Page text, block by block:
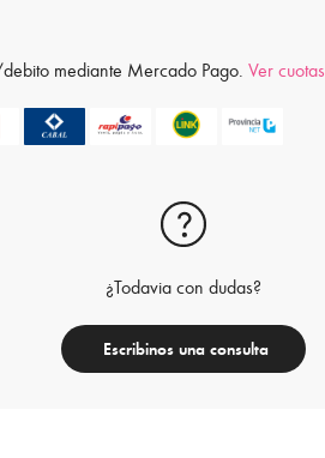
mediante Mercado Pago.Ver cuotas
¿Todavia con dudas?
Escribinos una consulta